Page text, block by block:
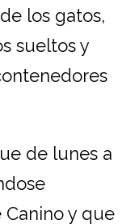
los gatos,
sueltos y
de lunes a
y que